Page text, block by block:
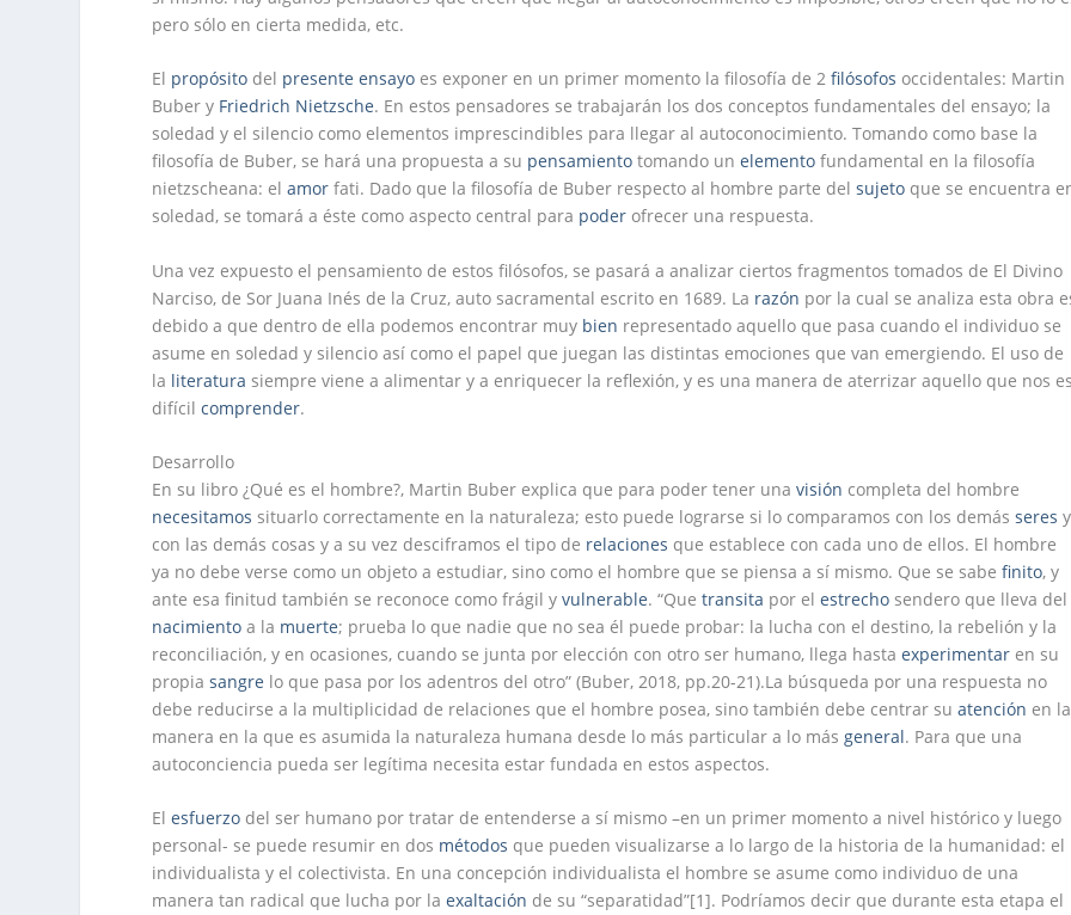
pero sólo en cierta medida, etc.
El propósito del presente ensayo es exponer en un primer momento la filosofía de 2filósofos occidentales: Martin
Buber y Friedrich Nietzsche. En estos pensadores se trabajarán los dos conceptos fundamentales del ensayo; la
soledad y el silencio como elementos imprescindibles para llegar al autoconocimiento. Tomando como base la
filosofía de Buber, se hará una propuesta a su pensamiento tomando unelemento fundamental en la filosofía
nietzscheana: elamor fati. Dado que la filosofía de Buber respecto al hombre parte delsujeto que se encuentra
soledad, se tomará a éste como aspecto central para poder ofrecer una respuesta.
Una vez expuesto el pensamiento de estos filósofos, se pasará a analizar ciertos fragmentos tomados de El Divino
Narciso, de Sor Juana Inés de la Cruz, auto sacramental escrito en 1689. La razón por la cual se analiza esta obra
debido a que dentro de ella podemos encontrar muy bien representado aquello que pasa cuando el individuo se
asume en soledad y silencio así como el papel que juegan las distintas emociones que van emergiendo. El uso de
la literatura siempre viene a alimentar y a enriquecer la reflexión, y es una manera de aterrizar aquello que nos
difícilcomprender.
Desarrollo
En su libro ¿Qué es el hombre?, Martin Buber explica que para poder tener unavisión completa del hombre
necesitamos situarlo correctamente en la naturaleza; esto puede lograrse si lo comparamos con los demásseres y
con las demás cosas y a su vez desciframos el tipo de relaciones que establece con cada uno de ellos. El hombre
ya no debe verse como un objeto a estudiar, sino como el hombre que se piensa a sí mismo. Que se sabefinito, y
ante esa finitud también se reconoce como frágil yvulnerable. “Quetransita por elestrecho sendero que lleva del
nacimiento a la muerte; prueba lo que nadie que no sea él puede probar: la lucha con el destino, la rebelión y la
reconciliación, y en ocasiones, cuando se junta por elección con otro ser humano, llega hastaexperimentar en su
propiasangre lo que pasa por los adentros del otro” (Buber, 2018, pp.20-21).La búsqueda por una respuesta no
debe reducirse a la multiplicidad de relaciones que el hombre posea, sino también debe centrar suatención en la
manera en la que es asumida la naturaleza humana desde lo más particular a lo másgeneral. Para que una
autoconciencia pueda ser legítima necesita estar fundada en estos aspectos.
Elesfuerzo del ser humano por tratar de entenderse a sí mismo –en un primer momento a nivel histórico y luego
personal- se puede resumir en dos métodos que pueden visualizarse a lo largo de la historia de la humanidad: el
individualista y el colectivista. En una concepción individualista el hombre se asume como individuo de una
manera tan radical que lucha por laexaltación de su “separatidad”[1]. Podríamos decir que durante esta etapa el